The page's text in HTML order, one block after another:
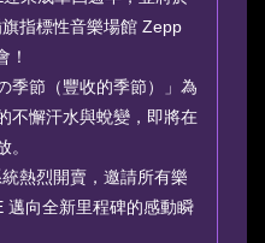
指標性音樂場館 Zepp
！
季節（豐收的季節）」為
不懈汗水與蛻變，即將在
。
熱烈開賣，邀請所有樂
邁向全新里程碑的感動瞬